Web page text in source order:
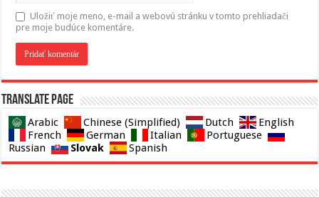
Uložiť moje meno, e-mail a webovú stránku v tomto prehliadači
pre moje budúce komentáre.
Translate page
Arabic Chinese (Simplified) Dutch
English
French
German Italian
Portuguese
Russian
Slovak Spanish